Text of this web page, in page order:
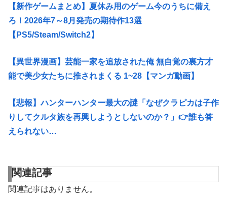
【新作ゲームまとめ】夏休み用のゲーム今のうちに備え
ろ！2026年7～8月発売の期待作13選
【PS5/Steam/Switch2】
【異世界漫画】芸能一家を追放された俺 無自覚の裏方才
能で美少女たちに推されまくる 1~28【マンガ動画】
【悲報】ハンターハンター最大の謎「なぜクラピカは子作
りしてクルタ族を再興しようとしないのか？」👉️誰も答
えられない…
関連記事
関連記事はありません。